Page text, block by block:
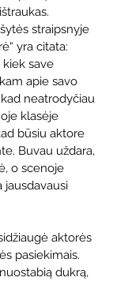
straipsnyje
yra citata:
kiek save
apie savo
neatrodyčiau
klasėje
būsiu aktore
Buvau uždara,
o scenoje
jausdavausi
aktorės
pasiekimais.
dukrą,